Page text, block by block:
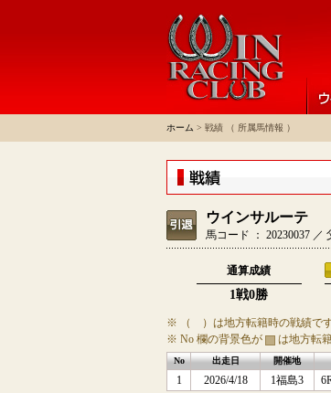
ホーム > 戦績 （ 所属馬情報 ）
ウインサルーテ
馬コード ： 20230037
通算成績
1戦0勝
※ （ ）は地方転籍時の戦績です
※ No 欄の背景色が
は地方転
No 出走日 開催地
1 2026/4/18 1福島3